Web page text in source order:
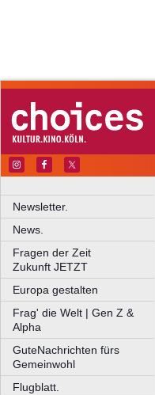
Newsletter.
News.
Fragen der Zeit
Zukunft JETZT
Europa gestalten
Frag' die Welt | Gen Z &
Alpha
GuteNachrichten fürs
Gemeinwohl
Flugblatt.